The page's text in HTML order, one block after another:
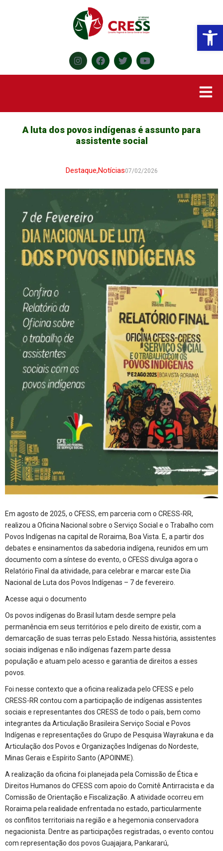
A luta dos povos indígenas é assunto para
assistente social
Destaque,Notícias07/02/2026
Em agosto de 2025, o CFESS, em parceria com o CRESS-RR,
realizou a Oficina Nacional sobre o Serviço Social e o Trabalho com
Povos Indígenas na capital de Roraima, Boa Vista. E, a partir dos
debates e ensinamentos da sabedoria indígena, reunidos em um
documento com a síntese do evento, o CFESS divulga agora o
Relatório Final da atividade, para celebrar e marcar este Dia
Nacional de Luta dos Povos Indígenas – 7 de fevereiro.
Acesse aqui o documento
Os povos indígenas do Brasil lutam desde sempre pela
permanência em seus territórios e pelo direito de existir, com a
demarcação de suas terras pelo Estado. Nessa história, assistentes
sociais indígenas e não indígenas fazem parte dessa
população e atuam pelo acesso e garantia de direitos a esses
povos.
Foi nesse contexto que a oficina realizada pelo CFESS e pelo
CRESS-RR contou com a participação de indígenas assistentes
sociais e representantes dos CRESS de todo o país, bem como
integrantes da Articulação Brasileira Serviço Social e Povos
Indígenas e representações do Grupo de Pesquisa Wayrakuna e da
Articulação dos Povos e Organizações Indígenas do Nordeste,
Minas Gerais e Espírito Santo (APOINME).
A realização da oficina foi planejada pela Comissão de Ética e
Direitos Humanos do CFESS com apoio do Comitê Antirracista e da
Comissão de Orientação e Fiscalização. A atividade ocorreu em
Roraima pela realidade enfrentada no estado, particularmente
os conflitos territoriais na região e a hegemonia conservadora
negacionista. Dentre as participações registradas, o evento contou
com representação dos povos Guajajara, Pankararú,